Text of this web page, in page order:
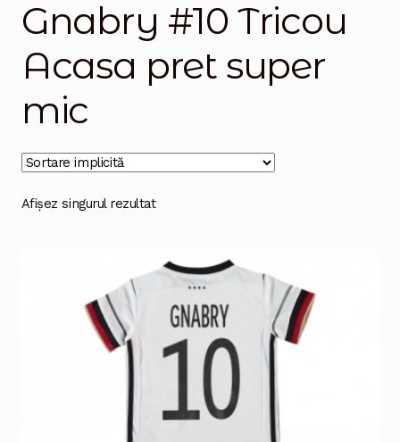
Gnabry #10 Tricou
Acasa pret super
mic
Afișez singurul rezultat